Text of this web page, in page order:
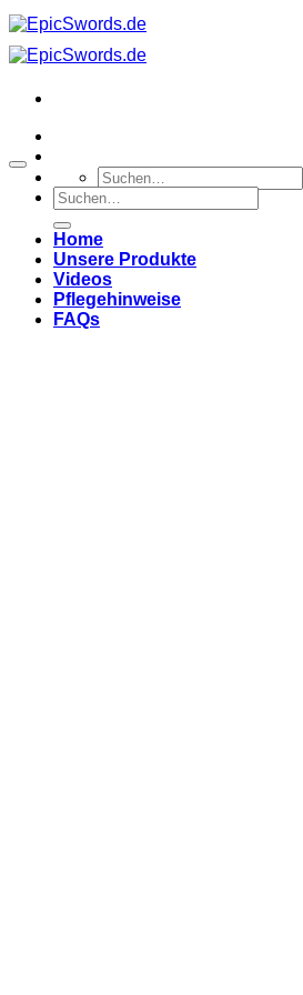
Zum
Inhalt
springen
Suchen
nach:
Suchen
nach:
Home
Unsere Produkte
Videos
Pflegehinweise
FAQs